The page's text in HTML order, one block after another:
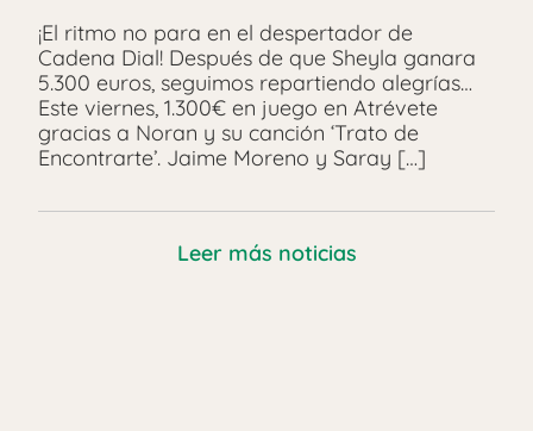
¡El ritmo no para en el despertador de
Cadena Dial! Después de que Sheyla ganara
5.300 euros, seguimos repartiendo alegrías…
Este viernes, 1.300€ en juego en Atrévete
gracias a Noran y su canción ‘Trato de
Encontrarte’. Jaime Moreno y Saray […]
Leer más noticias